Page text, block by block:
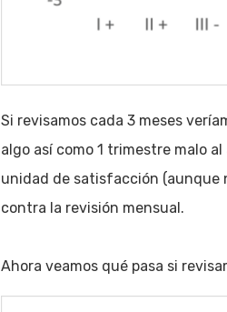
Si revisamos cada 3 meses
algo así como 1 trimestre malo
unidad de satisfacción (aunque
contra la revisión mensual.
Ahora veamos qué pasa si